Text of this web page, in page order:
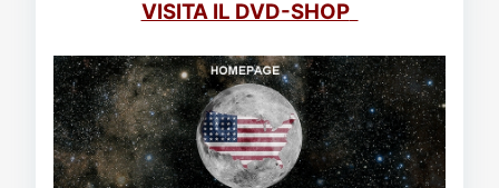
VISITA IL DVD-SHOP